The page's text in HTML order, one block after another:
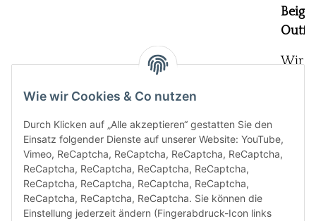
Wie wir Cookies & Co nutzen
Durch Klicken auf „Alle akzeptieren“ gestatten Sie den
Einsatz folgender Dienste auf unserer Website: YouTube,
Vimeo, ReCaptcha, ReCaptcha, ReCaptcha, ReCaptcha,
ReCaptcha, ReCaptcha, ReCaptcha, ReCaptcha,
ReCaptcha, ReCaptcha, ReCaptcha, ReCaptcha,
ReCaptcha, ReCaptcha, ReCaptcha. Sie können die
Einstellung jederzeit ändern (Fingerabdruck-Icon links
Weiter
Beige
Wir